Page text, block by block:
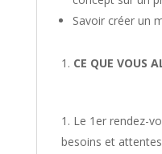
Savoir créer un
CE QUE VOUS
Le 1er rendez-
besoins et